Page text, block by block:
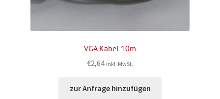
VGA Kabel 10m
€2,64 inkl. MwSt.
zur Anfrage hinzufügen